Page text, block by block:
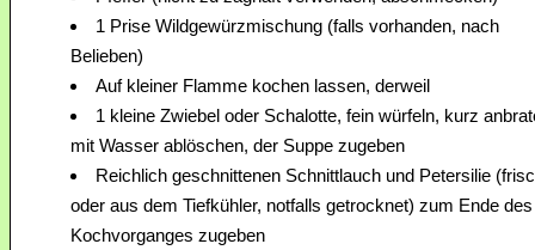
1 Prise Wildgewürzmischung (falls vorhanden, nach
Belieben)
Auf kleiner Flamme kochen lassen, derweil
1 kleine Zwiebel oder Schalotte, fein würfeln, kurz
mit Wasser ablöschen, der Suppe zugeben
Reichlich geschnittenen Schnittlauch und Petersilie
oder aus dem Tiefkühler, notfalls getrocknet) zum Ende des
Kochvorganges zugeben